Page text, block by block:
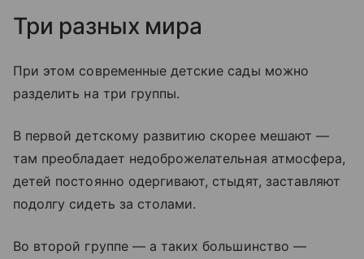
Три разных мира
При этом современные детские сады можно
разделить на три группы.
В первой детскому развитию скорее мешают —
там преобладает недоброжелательная атмосфера,
детей постоянно одергивают, стыдят, заставляют
подолгу сидеть за столами.
Во второй группе — а таких большинство —